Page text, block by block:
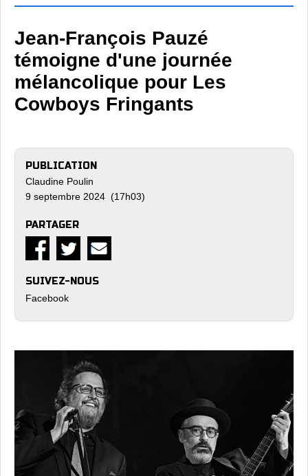
Jean-François Pauzé
témoigne d'une journée
mélancolique pour Les
Cowboys Fringants
PUBLICATION
Claudine Poulin
9 septembre 2024 (17h03)
PARTAGER
SUIVEZ-NOUS
Facebook